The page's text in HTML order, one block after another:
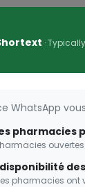
OLGA-
·
WhatsApp
pharmacies
pharmacies ont